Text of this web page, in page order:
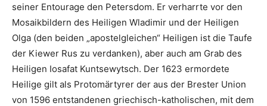
seiner Entourage den Petersdom. Er verharrte vor den
Mosaikbildern des Heiligen Wladimir und der Heiligen
Olga (den beiden „apostelgleichen“ Heiligen ist die Taufe
der Kiewer Rus zu verdanken), aber auch am Grab des
Heiligen Iosafat Kuntsewytsch. Der 1623 ermordete
Heilige gilt als Protomärtyrer der aus der Brester Union
von 1596 entstandenen griechisch-katholischen, mit dem